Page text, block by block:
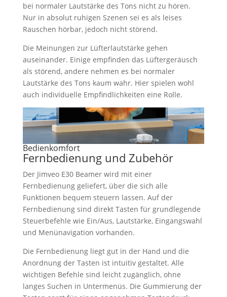
bei normaler Lautstärke des Tons nicht zu hören.
Nur in absolut ruhigen Szenen sei es als leises
Rauschen hörbar, jedoch nicht störend.
Die Meinungen zur Lüfterlautstärke gehen
auseinander. Einige empfinden das Lüftergeräusch
als störend, andere nehmen es bei normaler
Lautstärke des Tons kaum wahr. Hier spielen wohl
auch individuelle Empfindlichkeiten eine Rolle.
Bedienkomfort
Fernbedienung und Zubehör
Der Jimveo E30 Beamer wird mit einer
Fernbedienung geliefert, über die sich alle
Funktionen bequem steuern lassen. Auf der
Fernbedienung sind direkt Tasten für grundlegende
Steuerbefehle wie Ein/Aus, Lautstärke, Eingangswahl
und Menünavigation vorhanden.
Die Fernbedienung liegt gut in der Hand und die
Anordnung der Tasten ist intuitiv gestaltet. Alle
wichtigen Befehle sind leicht zugänglich, ohne
langes Suchen in Untermenüs. Die Gummierung der